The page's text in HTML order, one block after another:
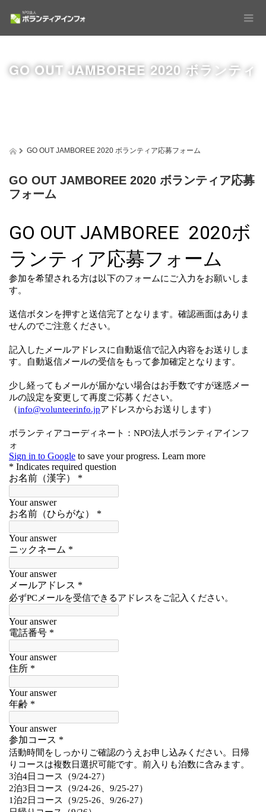
GO OUT JAMBOREE 2020 ボランティ
ア応募フォーム
GO OUT JAMBOREE 2020 ボランティア応募フォーム
GO OUT JAMBOREE 2020 ボランティア応募
フォーム